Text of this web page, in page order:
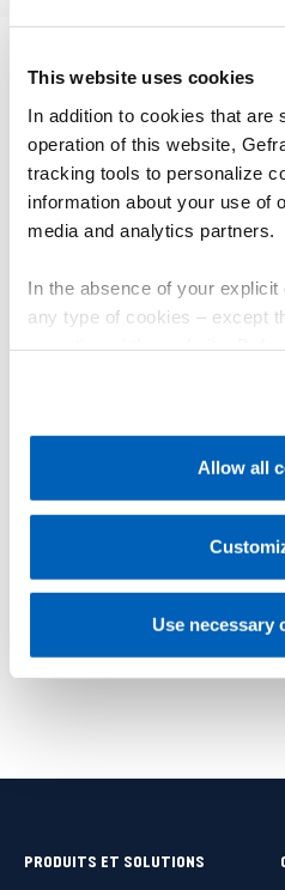
This website uses cookies
In addition to cookies that
operation of this website,
tracking tools to personalize
information about your use of
media and analytics partners.
In the absence of your
any type of cookies – except
policy.
regarding processing of
Gefran - Privacy Policy.
Allow all
Use necessary
Vous pourriez
PRODUITS ET SOLUTIONS